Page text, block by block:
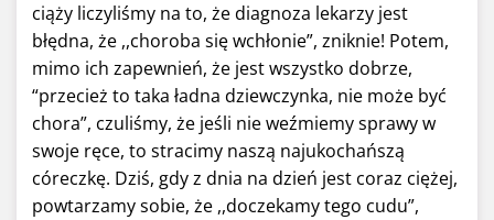
ciąży liczyliśmy na to, że diagnoza lekarzy jest
błędna, że ,,choroba się wchłonie”, zniknie! Potem,
mimo ich zapewnień, że jest wszystko dobrze,
“przecież to taka ładna dziewczynka, nie może być
chora”, czuliśmy, że jeśli nie weźmiemy sprawy w
swoje ręce, to stracimy naszą najukochańszą
córeczkę. Dziś, gdy z dnia na dzień jest coraz ciężej,
powtarzamy sobie, że ,,doczekamy tego cudu”,